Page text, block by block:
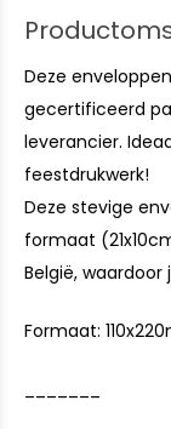
Deze
gecertificeerd
leverancier.
feestdrukwerk!
Deze stevige
formaat
België,
Formaat: